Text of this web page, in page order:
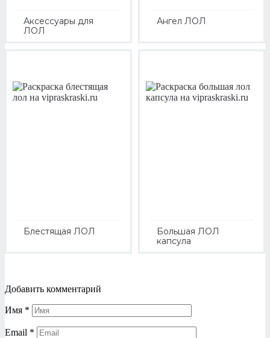
Аксессуары для
ЛОЛ
Ангел ЛОЛ
Блестящая ЛОЛ
Большая ЛОЛ
капсула
Добавить комментарий
Имя *
Email *